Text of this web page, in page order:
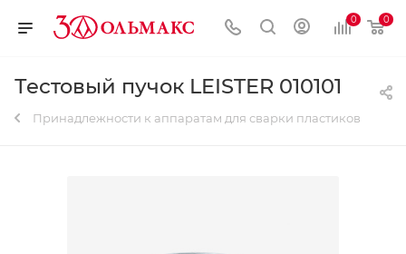
0 0
Тестовый пучок LEISTER 010101
Принадлежности к аппаратам для сварки пластиков